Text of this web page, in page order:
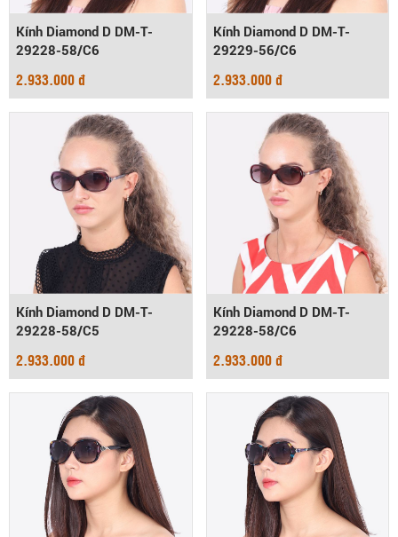
Kính Diamond D DM-T-
29228-58/C6
2.933.000 đ
Kính Diamond D DM-T-
29229-56/C6
2.933.000 đ
Kính Diamond D DM-T-
29228-58/C5
2.933.000 đ
Kính Diamond D DM-T-
29228-58/C6
2.933.000 đ